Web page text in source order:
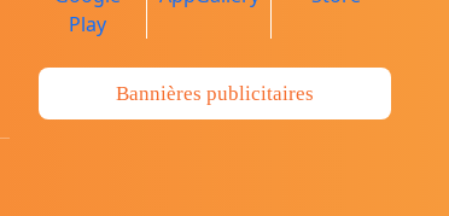
Bannières publicitaires